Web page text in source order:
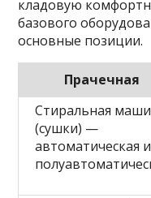
кладовую
базового
основные позиции.
Прачечная
Стиральная
(сушки) —
автоматическая